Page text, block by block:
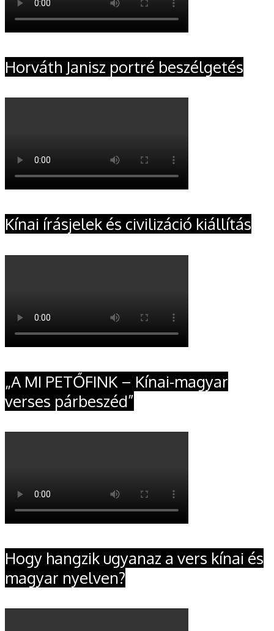
Horváth Janisz portré beszélgetés
Kínai írásjelek és civilizáció kiállítás
„A MI PETŐFINK – Kínai-magyar
verses párbeszéd”
Hogy hangzik ugyanaz a vers kínai és
magyar nyelven?